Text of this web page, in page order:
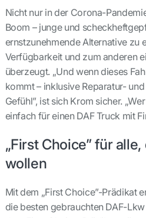
Nicht nur in der Corona-
Boom – junge und
ernstzunehmende Alternative zu
Verfügbarkeit und zum anderen
überzeugt. „Und wenn dieses
kommt – inklusive Reparatur-
Gefühl”, ist sich Krom sicher.
einfach für einen DAF Truck mit
„First Choice” für
wollen
Mit dem „First Choice”-Prädikat
die besten gebrauchten DAF-